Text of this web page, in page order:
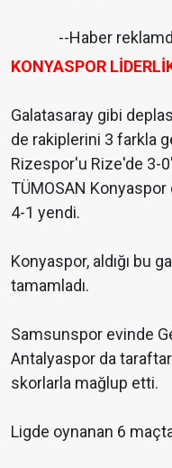
--Haber
KONYASPOR
Galatasaray gibi
de rakiplerini 3 farkla
Rizespor'u Rize'de 3-
TÜMOSAN
4-1 yendi.
Konyaspor, aldığı bu
tamamladı.
Samsunspor evinde
Antalyaspor da
skorlarla mağlup etti.
Ligde oynanan 6